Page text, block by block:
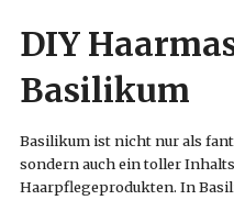
DIY
Basilikum
Basilikum ist nicht nur als
sondern auch ein toller
Haarpflegeprodukten. In